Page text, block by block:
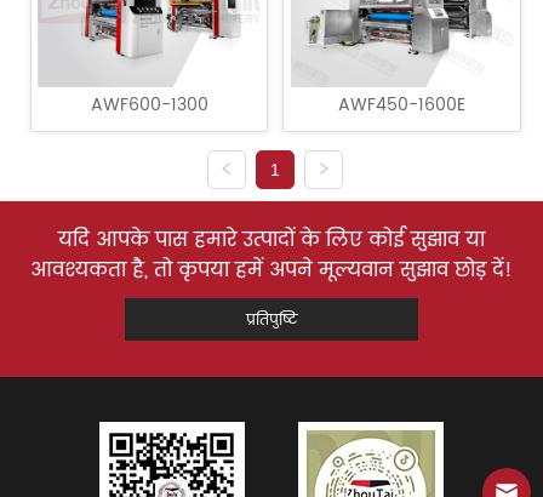
AWF600-1300 AWF450-1600E
1
यदि आपके पास हमारे उत्पादों के लिए कोई सुझाव या
आवश्यकता है, तो कृपया हमें अपने मूल्यवान सुझाव छोड़ दें!
प्रतिपुष्टि